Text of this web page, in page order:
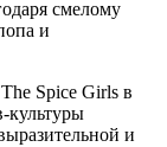
смелому
и
Spice Girls в
культуры
и